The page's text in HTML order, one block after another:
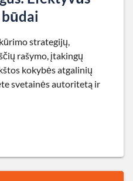
strategijų,
rašymo, įtakingų
kokybės atgalinių
svetainės autoritetą ir